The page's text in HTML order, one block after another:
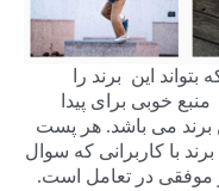
این برند را
خوبی برای پیدا
برند می باشد. هر پست
با کاربرانی که سوال
موفقی در تعامل است.